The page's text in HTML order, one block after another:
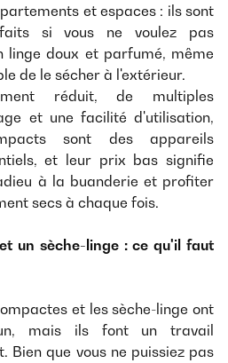
et espaces : ils sont
si vous ne voulez pas
linge doux et parfumé, même
de le sécher à l'extérieur.
réduit, de multiples
et une facilité d'utilisation,
sont des appareils
et leur prix bas signifie
à la buanderie et profiter
secs à chaque fois.
un sèche-linge : ce qu'il faut
et les sèche-linge ont
mais ils font un travail
Bien que vous ne puissiez pas